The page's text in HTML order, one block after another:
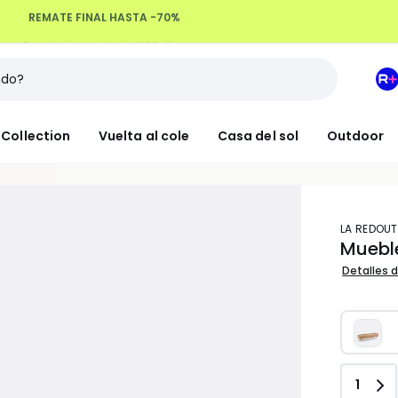
Devoluciones hasta 100 días
Collection Vuelta al cole Casa del sol Outdoor
LA
Detalles
1